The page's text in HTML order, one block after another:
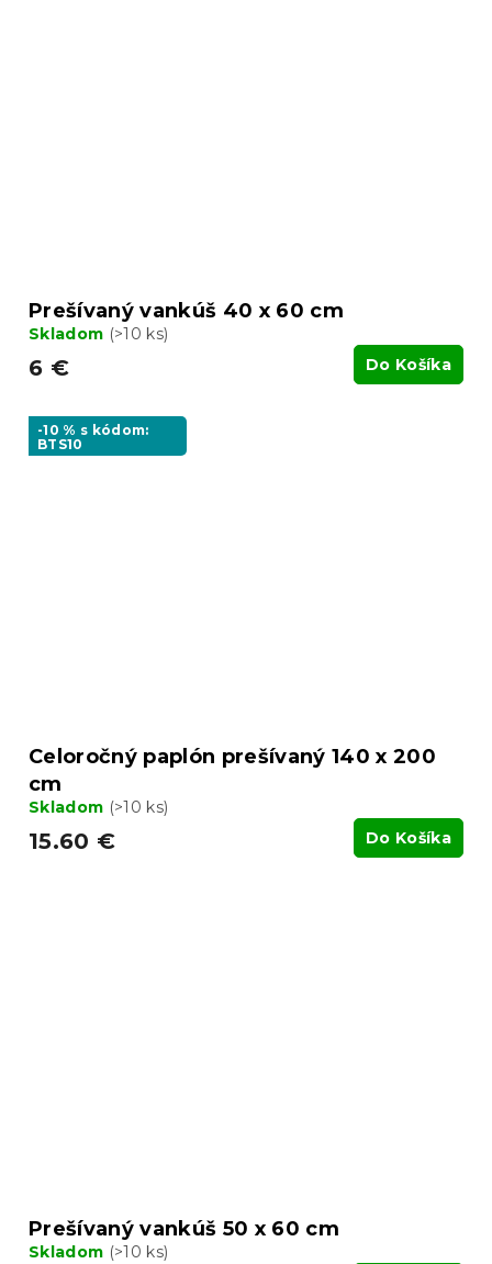
Prešívaný vankúš 40 x 60 cm
Skladom (>10 ks)
6 € Do Košíka
-10 % s kódom:
BTS10
Celoročný paplón prešívaný 140 x 200
cm
Skladom (>10 ks)
15.60 € Do Košíka
Prešívaný vankúš 50 x 60 cm
Skladom (>10 ks)